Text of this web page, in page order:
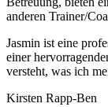
anderen Trainer/
Jasmin ist eine
einer
versteht, was ich
Kirsten Rapp-Ben